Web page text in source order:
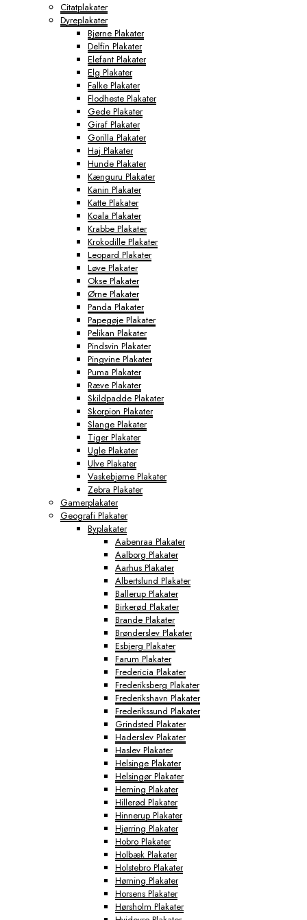
Citatplakater
Dyreplakater
Bjørne Plakater
Delfin Plakater
Elefant Plakater
Elg Plakater
Falke Plakater
Flodheste Plakater
Gede Plakater
Giraf Plakater
Gorilla Plakater
Haj Plakater
Hunde Plakater
Kænguru Plakater
Kanin Plakater
Katte Plakater
Koala Plakater
Krabbe Plakater
Krokodille Plakater
Leopard Plakater
Løve Plakater
Okse Plakater
Ørne Plakater
Panda Plakater
Papegøje Plakater
Pelikan Plakater
Pindsvin Plakater
Pingvine Plakater
Puma Plakater
Ræve Plakater
Skildpadde Plakater
Skorpion Plakater
Slange Plakater
Tiger Plakater
Ugle Plakater
Ulve Plakater
Vaskebjørne Plakater
Zebra Plakater
Gamerplakater
Geografi Plakater
Byplakater
Aabenraa Plakater
Aalborg Plakater
Aarhus Plakater
Albertslund Plakater
Ballerup Plakater
Birkerød Plakater
Brande Plakater
Brønderslev Plakater
Esbjerg Plakater
Farum Plakater
Fredericia Plakater
Frederiksberg Plakater
Frederikshavn Plakater
Frederikssund Plakater
Grindsted Plakater
Haderslev Plakater
Haslev Plakater
Helsinge Plakater
Helsingør Plakater
Herning Plakater
Hillerød Plakater
Hinnerup Plakater
Hjørring Plakater
Hobro Plakater
Holbæk Plakater
Holstebro Plakater
Hørning Plakater
Horsens Plakater
Hørsholm Plakater